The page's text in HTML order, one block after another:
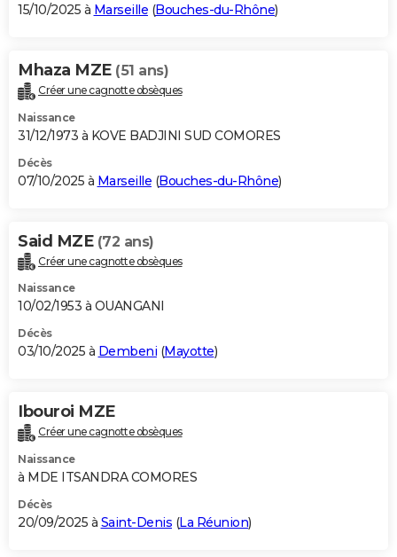
15/10/2025 à Marseille (Bouches-du-Rhône)
Mhaza MZE (51 ans)
Créer une cagnotte obsèques
Naissance
31/12/1973 à KOVE BADJINI SUD COMORES
Décès
07/10/2025 à Marseille (Bouches-du-Rhône)
Said MZE (72 ans)
Créer une cagnotte obsèques
Naissance
10/02/1953 à OUANGANI
Décès
03/10/2025 à Dembeni (Mayotte)
Ibouroi MZE
Créer une cagnotte obsèques
Naissance
à MDE ITSANDRA COMORES
Décès
20/09/2025 à Saint-Denis (La Réunion)